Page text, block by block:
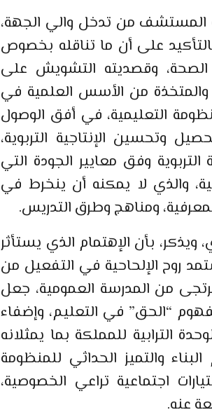
المستشف من تدخل والي الجهة،
على أن ما تناقله بخصوص
الصحة، وقصديته التشويش على
والمتخذة من الأسس العلمية في
التعليمية، في أفق الوصول
وتحسين الإنتاجية التربوية،
وفق معايير الجودة التي
والذي لا يمكنه أن ينخرط في
ومناهج وطرق التدريس.
بأن الإهتمام الذي يستأثر
روح الإلحاحية في التفعيل من
من المدرسة العمومية، جعل
“الحق” في التعليم، وإضفاء
الترابية للمملكة بما يمثلانه
والتميز الحداثي للمنظومة
اجتماعية تراعي الخصوصية،
عنه.